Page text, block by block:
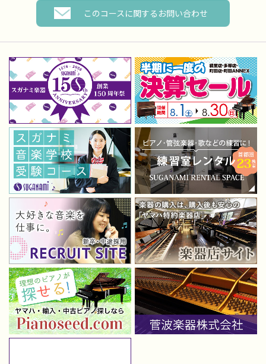
このコースに関するお問い合わせ